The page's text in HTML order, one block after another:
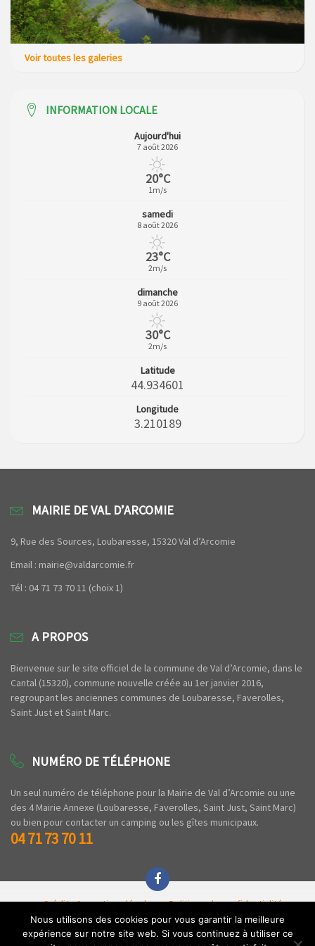
Voir toutes les galeries
INFORMATION LOCALE
Aujourd'hui
7 août 2026
20°C
1m/s
samedi
8 août 2026
23°C
2m/s
dimanche
9 août 2026
30°C
2m/s
Latitude
44.934601
Longitude
3.210189
MAIRIE DE VAL D’ARCOMIE
9, Rue des Sources, Loubaresse, 15320 Val d’Arcomie
Email : mairie@valdarcomie.fr
Tél : 04 71 73 70 11 (choix 1)
A PROPOS
Bienvenue sur le site officiel de la commune de Val d’Arcomie, dans le
Cantal (15320), commune nouvelle créée au 1er janvier 2016,
regroupant les anciennes communes de Loubaresse, Faverolles,
Saint Just et Saint Marc.
NUMÉRO DE TÉLÉPHONE
Un seul numéro de téléphone pour la Mairie de Val d’Arcomie ou une
des 4 Mairie Annexe (Loubaresse, Faverolles, Saint Just, Saint Marc)
ou bien pour contacter un camping ou les gîtes municipaux.
04 71 73 70 11
Crédits & mentions légales
Politique de confidentialité
Espace privé
Copyright © 2020 Commune de Val d'Arcomie - Tous droits réservés - Par l'Agence
Nous utilisons des cookies pour vous garantir la meilleure
expérience sur notre site web. Si vous continuez à utiliser ce